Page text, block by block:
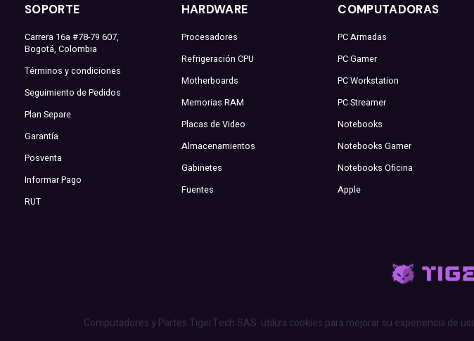
SOPORTE
Carrera 16a #78-79 607,
Bogotá, Colombia
Términos y condiciones
Seguimiento de Pedidos
Plan Separe
Garantía
Posventa
Informar Pago
RUT
HARDWARE
Procesadores
Refrigeración CPU
Motherboards
Memorias RAM
Placas de Video
Almacenamientos
Gabinetes
Fuentes
COMPUTADORAS
PC Armadas
PC Gamer
PC Workstation
PC Streamer
Notebooks
Notebooks Gamer
Notebooks Oficina
Apple
Computadores y Partes TigerTech SAS utiliza cookies para mejorar su experiencia de